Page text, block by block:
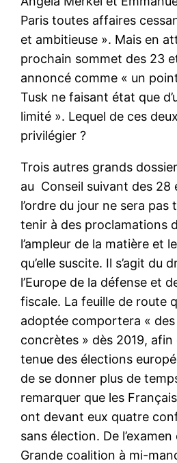
Paris toutes affaires
et ambitieuse ». Mais en
prochain sommet des 23
annoncé comme « un
Tusk ne faisant état que
limité ». Lequel de ces
privilégier ?
Trois autres grands
au Conseil suivant des 28
l’ordre du jour ne sera pas
tenir à des proclamations
l’ampleur de la matière et
qu’elle suscite. Il s’agit du
l’Europe de la défense et
fiscale. La feuille de route
adoptée comportera «
concrètes » dès 2019, afin
tenue des élections
de se donner plus de
remarquer que les
ont devant eux quatre
sans élection. De
Grande coalition à mi-